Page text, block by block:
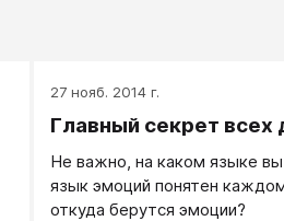
27 нояб. 2014 г.
Главный секрет всех
Не важно, на каком языке вы
язык эмоций понятен
откуда берутся эмоции?